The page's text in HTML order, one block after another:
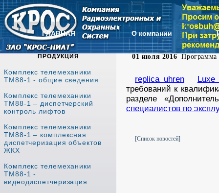
ГЛАВНАЯ
ПРОДУКЦИЯ
Комплекс телемеханики
ТМ88-1 - общие сведения
Комплекс телемеханики
ТМ88-1 – диспетчерский
контроль лифтов
Комплекс телемеханики
ТМ88-1 – комплексная
диспетчеризация объектов
ЖКХ
Комплекс телемеханики
ТМ88-1 -
видеодиспетчеризация
О компании
01 июля 2016 Программа
replica uhren
Luxe
требований к
разделе
специалистов по
[Список новостей]